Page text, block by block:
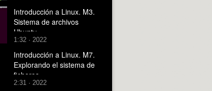
Introducción a Linux. M3.
Sistema de archivos
Ubuntu
1:32 · 2022
Introducción a Linux. M7.
Explorando el sistema de
ficheros
2:31 · 2022